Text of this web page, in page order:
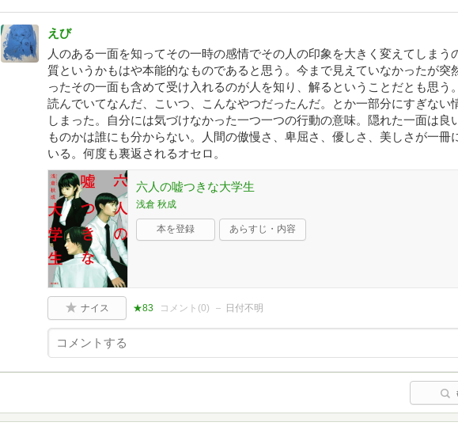
えび
人のある一面を知ってその一時の感情でその人の印象を大きく変えてしまう
質というかもはや本能的なものであると思う。今まで見えていなかったが突
ったその一面も含めて受け入れるのが人を知り、解るということだとも思う
読んでいてなんだ、こいつ、こんなやつだったんだ。とか一部分にすぎない
しまった。自分には気づけなかった一つ一つの行動の意味。隠れた一面は良
ものかは誰にも分からない。人間の傲慢さ、卑屈さ、優しさ、美しさが一冊
いる。何度も裏返されるオセロ。
六人の嘘つきな大学生
浅倉 秋成
本を登録 あらすじ・内容
ナイス ★83 コメント(0) 日付不明